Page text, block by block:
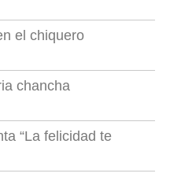
el chiquero
chancha
“La felicidad te